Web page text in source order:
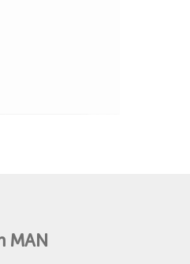
MAN